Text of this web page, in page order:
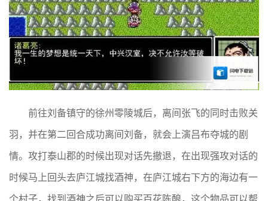
前往刘备镇守的徐州零陵城后，离间张飞的同时击败关
羽，并在第二回合成功离间刘备，就会上演吕布夺城的剧
情。攻打泰山郡的时候出现对话先撤退，在出现强攻对话的
时候马上回头去庐江城找酒神，在庐江城右下方的海边有一
个村子，找到酒神之后可以购买百花陈酿，这个物品可以帮